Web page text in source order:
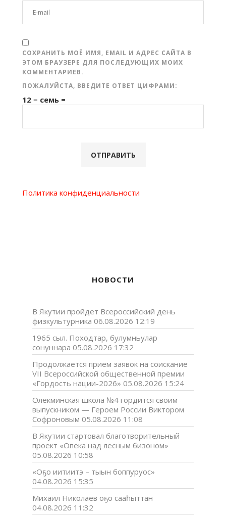
СОХРАНИТЬ МОЁ ИМЯ, EMAIL И АДРЕС САЙТА В
ЭТОМ БРАУЗЕРЕ ДЛЯ ПОСЛЕДУЮЩИХ МОИХ
КОММЕНТАРИЕВ.
ПОЖАЛУЙСТА, ВВЕДИТЕ ОТВЕТ ЦИФРАМИ:
12 − семь =
Политика конфиденциальности
НОВОСТИ
В Якутии пройдет Всероссийский день
физкультурника 06.08.2026 12:19
1965 сыл. Походтар, булумньулар
сонуннара 05.08.2026 17:32
Продолжается прием заявок на соискание
VII Всероссийской общественной премии
«Гордость нации-2026» 05.08.2026 15:24
Олекминская школа №4 гордится своим
выпускником — Героем России Виктором
Софроновым 05.08.2026 11:08
В Якутии стартовал благотворительный
проект «Опека над лесным бизоном»
05.08.2026 10:58
«Оҕо иитиитэ – тыын боппуруос»
04.08.2026 15:35
Михаил Николаев оҕо сааһыттан
04.08.2026 11:32